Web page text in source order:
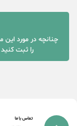
چنانچه در مورد این
را ثبت
تماس با ما